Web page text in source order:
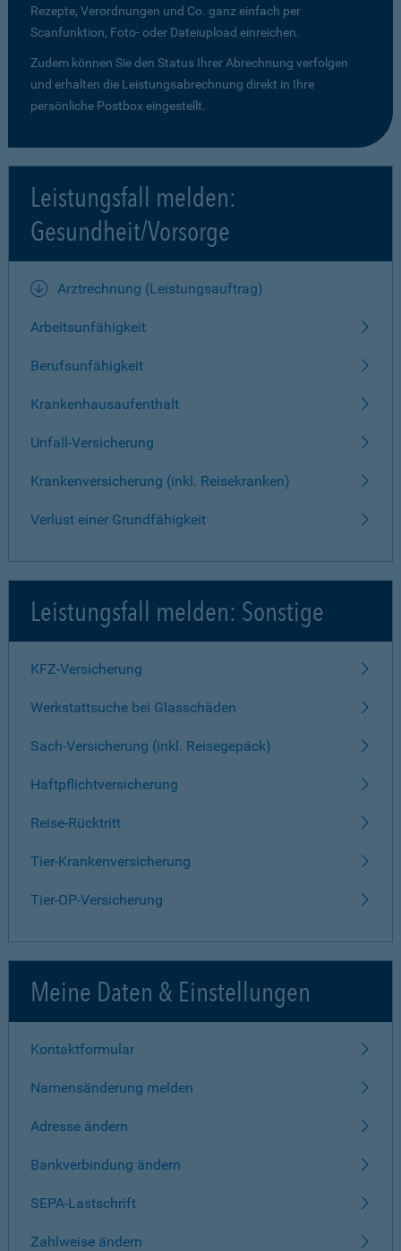
Rezepte, Verordnungen und Co. ganz einfach per
Scanfunktion, Foto- oder Dateiupload einreichen.
Zudem können Sie den Status Ihrer Abrechnung verfolgen
und erhalten die Leistungsabrechnung direkt in Ihre
persönliche Postbox eingestellt.
Leistungsfall melden:
Gesundheit/Vorsorge
Arztrechnung (Leistungsauftrag)
Arbeitsunfähigkeit
Berufsunfähigkeit
Krankenhausaufenthalt
Unfall-Versicherung
Krankenversicherung (inkl. Reisekranken)
Verlust einer Grundfähigkeit
Leistungsfall melden: Sonstige
KFZ-Versicherung
Werkstattsuche bei Glasschäden
Sach-Versicherung (inkl. Reisegepäck)
Haftpflichtversicherung
Reise-Rücktritt
Tier-Krankenversicherung
Tier-OP-Versicherung
Meine Daten & Einstellungen
Kontaktformular
Namensänderung melden
Adresse ändern
Bankverbindung ändern
SEPA-Lastschrift
Zahlweise ändern